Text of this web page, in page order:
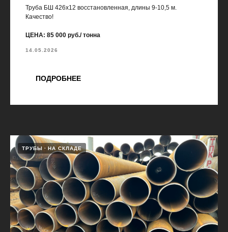
Труба БШ 426х12 восстановленная, длины 9-10,5 м.
Качество!
ЦЕНА: 85 000 руб./ тонна
14.05.2026
ПОДРОБНЕЕ
ТРУБЫ НА СКЛАДЕ